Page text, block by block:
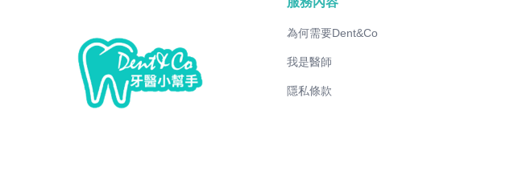
為何需要Dent&Co
我是醫師
隱私條款